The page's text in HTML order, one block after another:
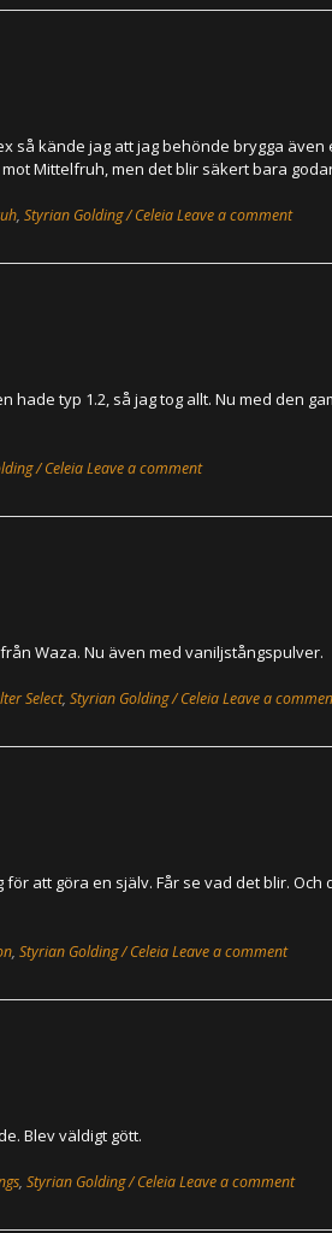
så kände jag att jag behönde brygga även
Mittelfruh, men det blir säkert bara
, Styrian Golding / CeleiaLeave a comment
typ 1.2, så jag tog allt. Nu med den
/ CeleiaLeave a comment
Waza. Nu även med vaniljstångspulver.
Select, Styrian Golding / CeleiaLeave a
att göra en själv. Får se vad det blir. Och
, Styrian Golding / CeleiaLeave a comment
Blev väldigt gött.
, Styrian Golding / CeleiaLeave a comment